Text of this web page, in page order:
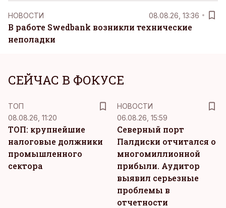
НОВОСТИ 08.08.26, 13:36
В работе Swedbank возникли технические
неполадки
СЕЙЧАС В ФОКУСЕ
ТОП
08.08.26, 11:20
ТОП: крупнейшие
налоговые должники
промышленного
сектора
НОВОСТИ
06.08.26, 15:59
Северный порт
Палдиски отчитался о
многомиллионной
прибыли. Аудитор
выявил серьезные
проблемы в
отчетности